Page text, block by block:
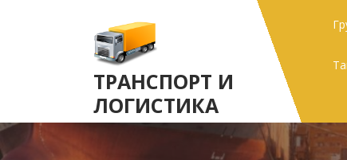
ТРАНСПОРТ И
ЛОГИСТИКА